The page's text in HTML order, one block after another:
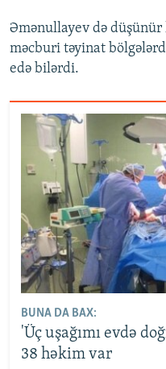
Əmənullayev də
məcburi təyinat
edə bilərdi.
BUNA DA BAX:
'Üç uşağımı evdə
38 həkim var